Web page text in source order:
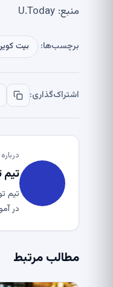
منبع: U.Today
برچسب‌ها: بیت
اشتراک‌گذاری:
تیم
تیم
در
مطالب مرتبط